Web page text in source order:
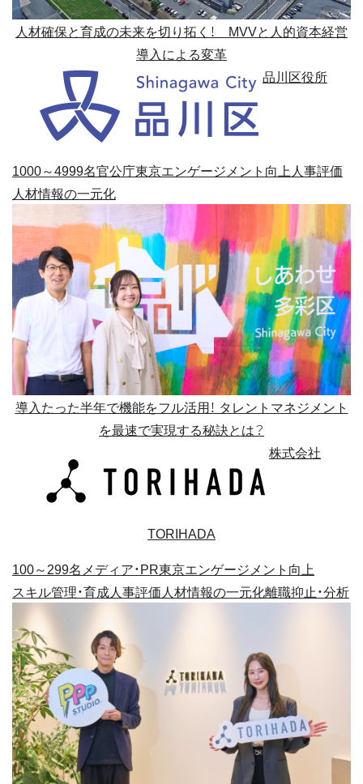
人材確保と育成の未来を切り拓く！ MVVと人的資本経営
導入による変革
品川区役所
1000～4999名官公庁東京エンゲージメント向上人事評価
人材情報の一元化
導入たった半年で機能をフル活用！ タレントマネジメント
を最速で実現する秘訣とは？
株式会社
TORIHADA
100～299名 メディア・PR東京エンゲージメント向上
スキル管理・育成人事評価人材情報の一元化離職抑止・分析